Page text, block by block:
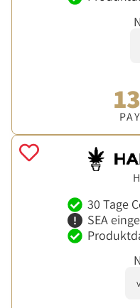
30 Tage
SEA